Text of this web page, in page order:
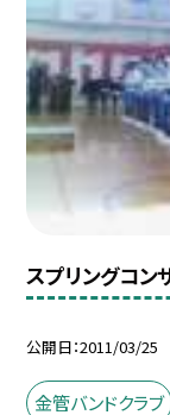
スプリングコン
公開日 2011/03/25
金管バンドクラブ